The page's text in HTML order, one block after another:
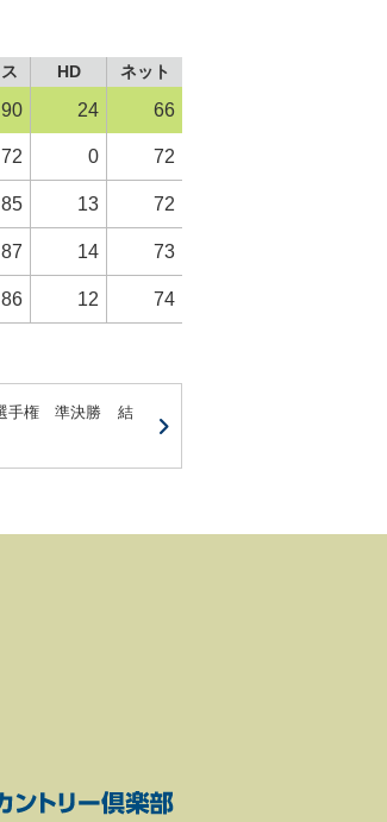
HD
ネット
90 24 66
72 0 72
85 13 72
87 14 73
86 12 74
手権 準決勝 結